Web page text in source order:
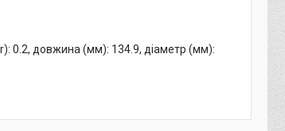
0.2, довжина (мм): 134.9, діаметр (мм):